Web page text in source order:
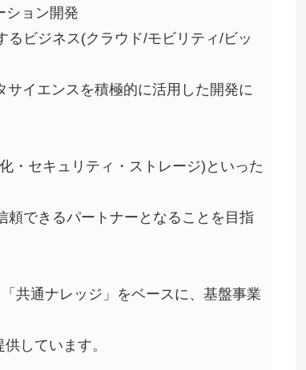
ション開発
ビジネス(クラウド/モビリティ/ビッ
イエンスを積極的に活用した開発に
・セキュリティ・ストレージ)といった
できるパートナーとなることを目指
共通ナレッジ」をベースに、基盤事業
しています。